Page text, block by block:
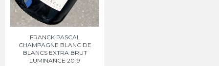
FRANCK PASCAL
CHAMPAGNE BLANC DE
BLANCS EXTRA BRUT
LUMINANCE 2019